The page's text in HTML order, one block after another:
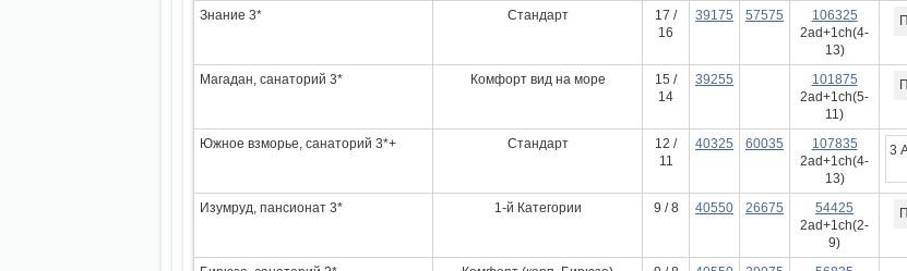
Знание 3* Стандарт
17 /
16
39175 57575
106325
2ad+1ch(4-
13)
Магадан, санаторий 3* Комфорт вид на море
15 /
14
39255
101875
2ad+1ch(5-
11)
Южное взморье, санаторий 3*+ Стандарт
12 /
11
40325 60035
107835
2ad+1ch(4-
13)
3
Изумруд, пансионат 3* 1-й Категории 9 / 8 40550 26675
54425
2ad+1ch(2-
9)